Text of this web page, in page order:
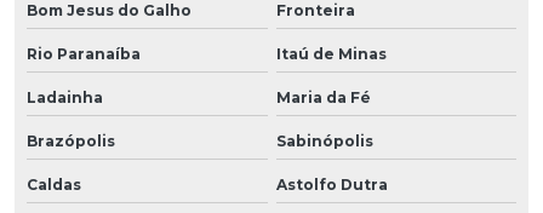
Bom Jesus do Galho Fronteira
Rio Paranaíba Itaú de Minas
Ladainha Maria da Fé
Brazópolis Sabinópolis
Caldas Astolfo Dutra